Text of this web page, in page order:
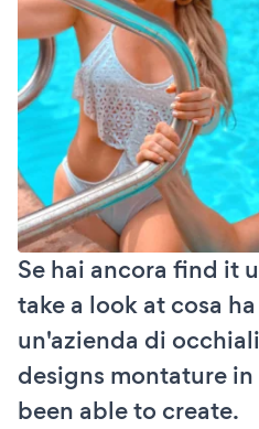
Se hai ancora find it
take a look at cosa
un'azienda di
designs montature
been able to create.